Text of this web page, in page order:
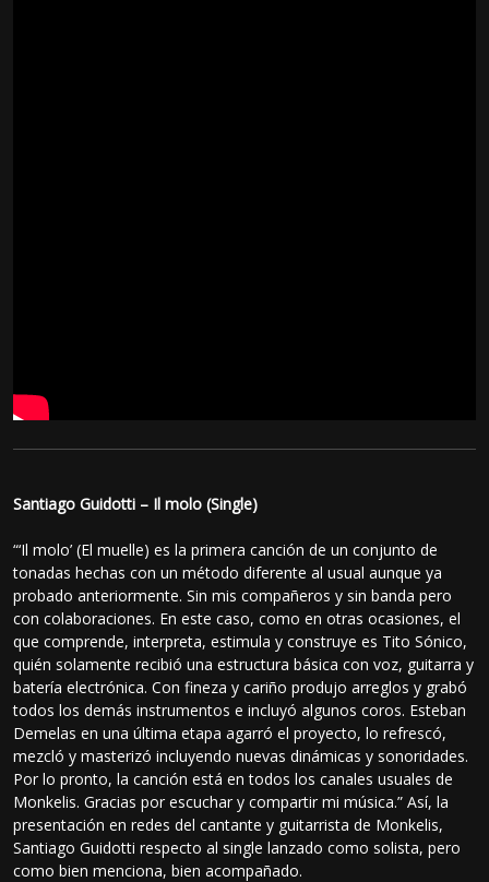
Santiago Guidotti – Il molo (Single)
“‘Il molo’ (El muelle) es la primera canción de un conjunto de
tonadas hechas con un método diferente al usual aunque ya
probado anteriormente. Sin mis compañeros y sin banda pero
con colaboraciones. En este caso, como en otras ocasiones, el
que comprende, interpreta, estimula y construye es Tito Sónico,
quién solamente recibió una estructura básica con voz, guitarra y
batería electrónica. Con fineza y cariño produjo arreglos y grabó
todos los demás instrumentos e incluyó algunos coros. Esteban
Demelas en una última etapa agarró el proyecto, lo refrescó,
mezcló y masterizó incluyendo nuevas dinámicas y sonoridades.
Por lo pronto, la canción está en todos los canales usuales de
Monkelis. Gracias por escuchar y compartir mi música.” Así, la
presentación en redes del cantante y guitarrista de Monkelis,
Santiago Guidotti respecto al single lanzado como solista, pero
como bien menciona, bien acompañado.